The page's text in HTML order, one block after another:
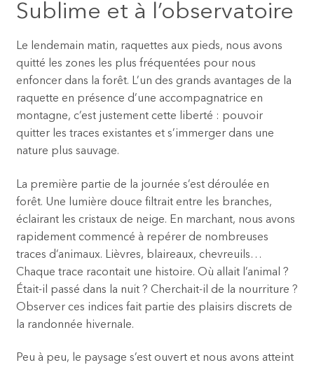
Sublime et à l’observatoire
Le lendemain matin, raquettes aux pieds, nous avons
quitté les zones les plus fréquentées pour nous
enfoncer dans la forêt. L’un des grands avantages de la
raquette en présence d’une accompagnatrice en
montagne, c’est justement cette liberté : pouvoir
quitter les traces existantes et s’immerger dans une
nature plus sauvage.
La première partie de la journée s’est déroulée en
forêt. Une lumière douce filtrait entre les branches,
éclairant les cristaux de neige. En marchant, nous avons
rapidement commencé à repérer de nombreuses
traces d’animaux. Lièvres, blaireaux, chevreuils…
Chaque trace racontait une histoire. Où allait l’animal ?
Était-il passé dans la nuit ? Cherchait-il de la nourriture ?
Observer ces indices fait partie des plaisirs discrets de
la randonnée hivernale.
Peu à peu, le paysage s’est ouvert et nous avons atteint